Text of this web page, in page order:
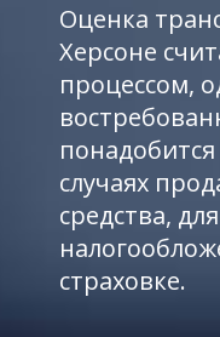
Оценка
Херсоне
процессом,
понадобится
случаях
средства,
страховке.